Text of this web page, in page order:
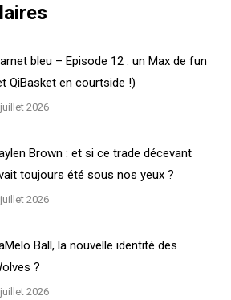
bleu – Episode 12 : un Max de fun
QiBasket en courtside !)
2026
Brown : et si ce trade décevant
toujours été sous nos yeux ?
2026
Ball, la nouvelle identité des
?
2026